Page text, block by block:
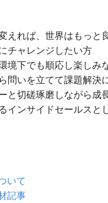
えれば、世界はもっと
チャレンジしたい方
境下でも順応し楽しみ
問いを立てて課題解
と切磋琢磨しながら成
インサイドセールス
いて
記事